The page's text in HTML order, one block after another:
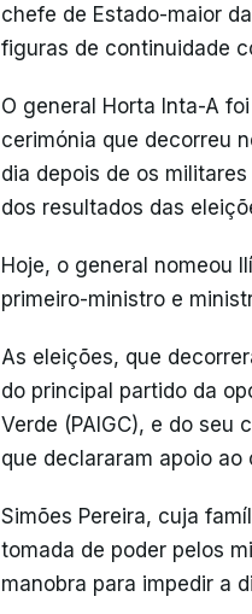
chefe de Estado-maior
figuras de continuidade
O general Horta Inta-A
cerimónia que decorreu
dia depois de os
dos resultados das
Hoje, o general nomeou
primeiro-ministro e
As eleições, que
do principal partido da
Verde (PAIGC), e do seu
que declararam apoio ao
Simões Pereira, cuja
tomada de poder pelos
manobra para impedir a